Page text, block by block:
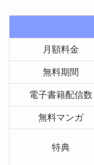
月額料金
無料期間
電子書籍配信数
無料マンガ
特典